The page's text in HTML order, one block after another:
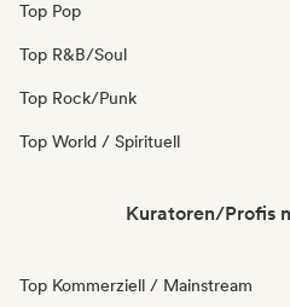
Top Pop
Top R&B/Soul
Top Rock/Punk
Top World / Spirituell
Kuratoren/Profis
Top Kommerziell / Mainstream